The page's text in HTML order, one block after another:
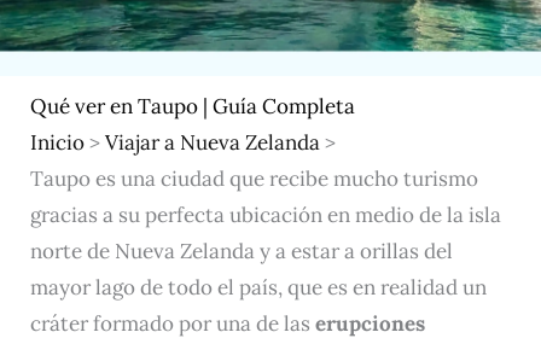
Qué ver en Taupo | Guía Completa
Inicio>Viajar a Nueva Zelanda>
Taupo es una ciudad que recibe mucho turismo
gracias a su perfecta ubicación en medio de la isla
norte de Nueva Zelanda y a estar a orillas del
mayor lago de todo el país, que es en realidad un
cráter formado por una de las erupciones